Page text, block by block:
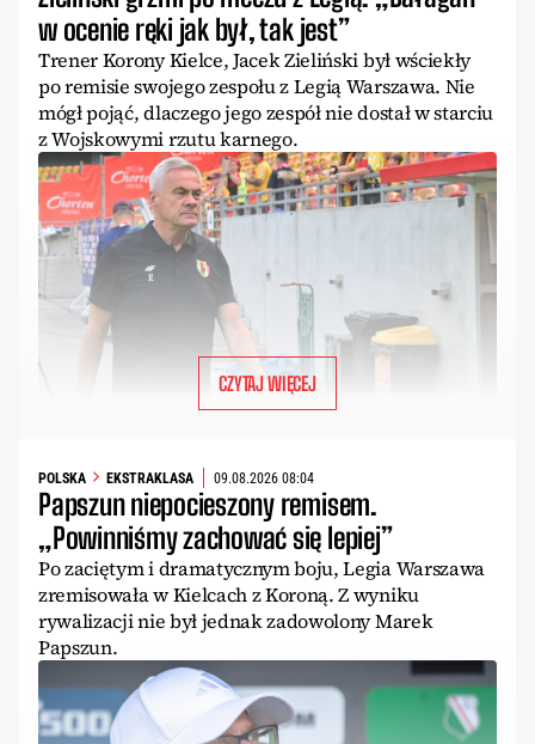
w ocenie ręki jak był, tak jest”
Trener Korony Kielce, Jacek Zieliński był wściekły
po remisie swojego zespołu z Legią Warszawa. Nie
mógł pojąć, dlaczego jego zespół nie dostał w starciu
z Wojskowymi rzutu karnego.
CZYTAJ WIĘCEJ
POLSKA EKSTRAKLASA 09.08.2026 08:04
Papszun niepocieszony remisem.
„Powinniśmy zachować się lepiej”
Po zaciętym i dramatycznym boju, Legia Warszawa
zremisowała w Kielcach z Koroną. Z wyniku
rywalizacji nie był jednak zadowolony Marek
Papszun.